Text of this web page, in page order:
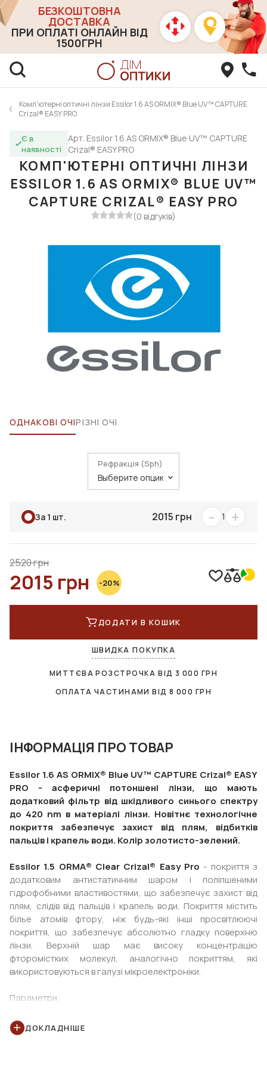
БЕЗКОШТОВНА
ДОСТАВКА
ПРИ ОПЛАТІ ОНЛАЙН ВІД
1500ГРН
Комп'ютерні оптичні лінзи Essilor 1.6 AS ORMIX® Blue UV™ CAPTURE
Crizal® EASY PRO
Є в
наявності
Арт. Essilor 1.6 AS ORMIX® Blue UV™ CAPTURE
Crizal® EASY PRO
КОМП'ЮТЕРНІ ОПТИЧНІ ЛІНЗИ
ESSILOR 1.6 AS ORMIX® BLUE UV™
CAPTURE CRIZAL® EASY PRO
(0 відгуків)
ОДНАКОВІ ОЧІРІЗНІ ОЧІ
Рефракція (Sph)
За 1 шт. 2015 грн - 1 +
2520 грн
2015 грн -20%
ДОДАТИ В КОШИК
ШВИДКА ПОКУПКА
МИТТЄВА РОЗСТРОЧКА ВІД 3 000 ГРН
ОПЛАТА ЧАСТИНАМИ ВІД8 000 ГРН
ІНФОРМАЦІЯ ПРО ТОВАР
Essilor 1.6 AS ORMIX® Blue UV™ CAPTURE Crizal® EASY
PRO - асферичні потоншені лінзи, що мають
додатковий фільтр від шкідливого синього спектру
до 420 nm в матеріалі лінзи. Новітнє технологічне
покриття забезпечує захист від плям, відбитків
пальців і крапель води. Колір золотисто-зелений.
Essilor 1.5 ORMA® Clear Crizal® Easy Pro - покриття з
додатковим антистатичним шаром і поліпшеними
гідрофобними властивостями, що забезпечує захист від
плям, слідів від пальців і крапель води. Покриття містить
білье атомів фтору, ніж будь-які інші просвітлюючі
покриття, що забезпечує абсолютно гладку поверхню
лінзи. Верхній шар має високу концентрацію
фторомістких молекул, аналогічно покриттям, які
використовуються в галузі мікроелектроніки.
Параметри:
70 дмтр sphвід -10.00 до -6.5 (крок 0.5)
75 дмтр sph
ДОКЛАДНІШЕ